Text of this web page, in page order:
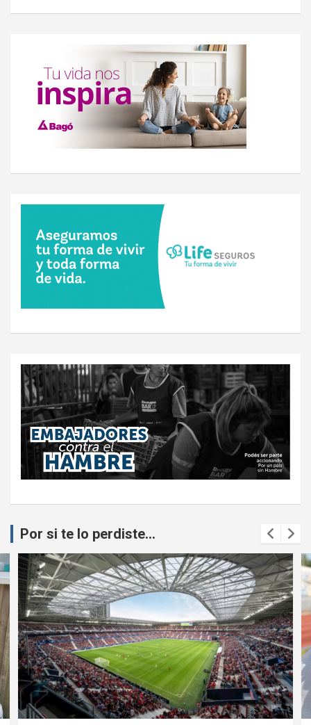
Por si te lo perdiste...